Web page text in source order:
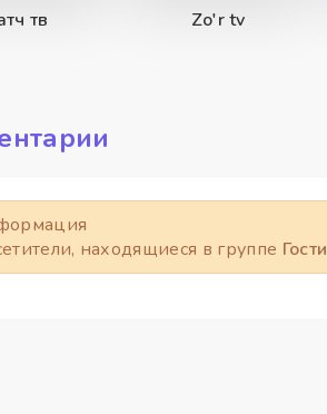
тв Zo'r tv
находящиеся в группе Гости